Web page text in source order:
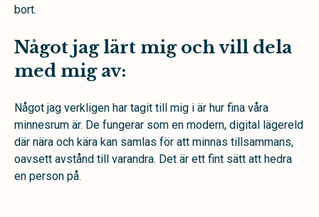
bort.
Något jag lärt mig och vill dela
med mig av:
Något jag verkligen har tagit till mig i är hur fina våra
minnesrum är. De fungerar som en modern, digital lägereld
där nära och kära kan samlas för att minnas tillsammans,
oavsett avstånd till varandra. Det är ett fint sätt att hedra
en person på.